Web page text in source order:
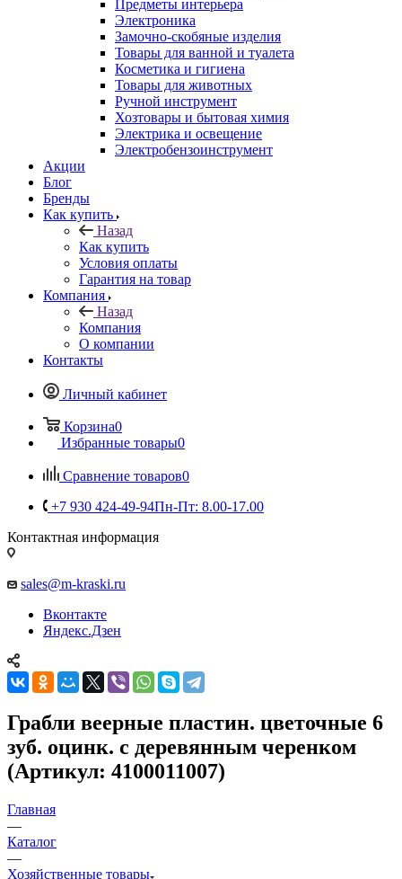
Предметы интерьера
Электроника
Замочно-скобяные изделия
Товары для ванной и туалета
Косметика и гигиена
Товары для животных
Ручной инструмент
Хозтовары и бытовая химия
Электрика и освещение
Электробензоинструмент
Акции
Блог
Бренды
Как купить
Назад
Как купить
Условия оплаты
Гарантия на товар
Компания
Назад
Компания
О компании
Контакты
Личный кабинет
Корзина0
Избранные товары0
Сравнение товаров0
+7 930 424-49-94Пн-Пт: 8.00-17.00
Контактная информация
sales@m-kraski.ru
Вконтакте
Яндекс.Дзен
Грабли веерные пластин. цветочные 6
зуб. оцинк. с деревянным черенком
(Артикул: 4100011007)
Главная
—
Каталог
—
Хозяйственные товары